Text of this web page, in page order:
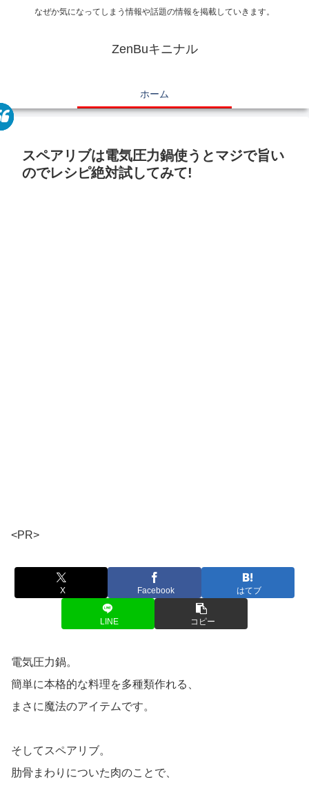
なぜか気になってしまう情報や話題の情報を掲載していきます。
ZenBuキニナル
ホーム
スペアリブは電気圧力鍋使うとマジで旨い
のでレシピ絶対試してみて!
<PR>
X Facebook はてブ
LINE コピー
電気圧力鍋。
簡単に本格的な料理を多種類作れる、
まさに魔法のアイテムです。
そしてスペアリブ。
肋骨まわりについた肉のことで、